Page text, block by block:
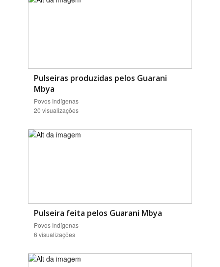
Pulseiras produzidas pelos Guarani
Mbya
Povos Indígenas
20 visualizações
Pulseira feita pelos Guarani Mbya
Povos Indígenas
6 visualizações